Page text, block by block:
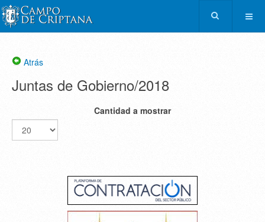
Atrás
Juntas de Gobierno/2018
Cantidad a mostrar